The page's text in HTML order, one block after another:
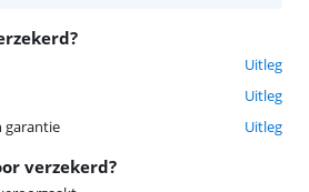
Uitleg
Uitleg
garantie
Uitleg
verzekerd?